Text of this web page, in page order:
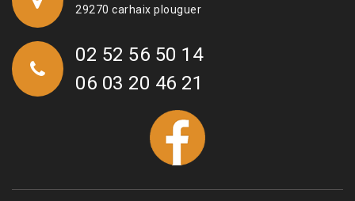
29270 carhaix plouguer
02 52 56 50 14
06 03 20 46 21